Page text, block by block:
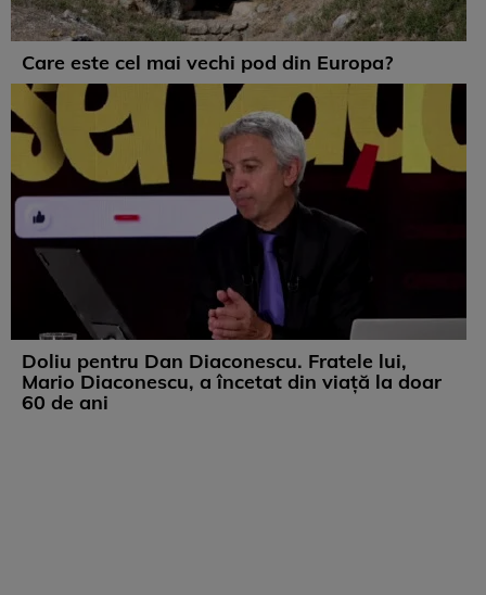
Care este cel mai vechi pod din Europa?
Doliu pentru Dan Diaconescu. Fratele lui,
Mario Diaconescu, a încetat din viață la doar
60 de ani